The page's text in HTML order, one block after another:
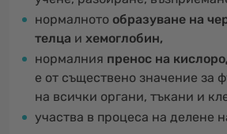
нормалното образуване на
телца и хемоглобин,
нормалния пренос на
е от съществено значение за
на всички органи, тъкани и
участва в процеса на делене